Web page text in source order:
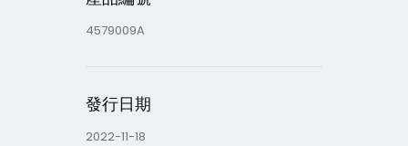
4579009A
發行日期
2022-11-18